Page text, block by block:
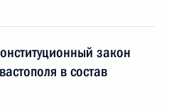
закон
в состав